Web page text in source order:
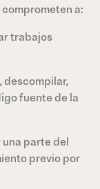
a:
trabajos
descompilar,
fuente de la
parte del
previo por